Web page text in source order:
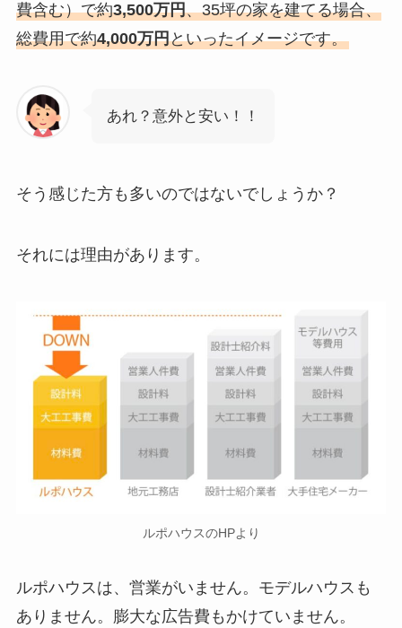
費含む）で約3,500万円、35坪の家を建てる場合、
総費用で約4,000万円といったイメージです。
あれ？意外と安い！！
そう感じた方も多いのではないでしょうか？
それには理由があります。
ルポハウスのHPより
ルポハウスは、営業がいません。モデルハウスも
ありません。膨大な広告費もかけていません。